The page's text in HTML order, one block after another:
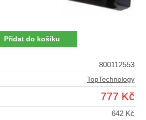
800112553
TopTechnology
777 Kč
642 Kč